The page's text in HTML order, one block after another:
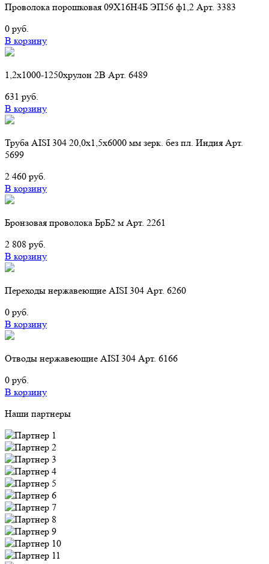
Проволока порошковая 09Х16Н4Б ЭП56 ф1,2 Арт. 3383
0 руб.
В корзину
1,2х1000-1250хрулон 2B Арт. 6489
631 руб.
В корзину
Труба AISI 304 20,0х1,5х6000 мм зерк. без пл. Индия Арт.
5699
2 460 руб.
В корзину
Бронзовая проволока БрБ2 м Арт. 2261
2 808 руб.
В корзину
Переходы нержавеющие AISI 304 Арт. 6260
0 руб.
В корзину
Отводы нержавеющие AISI 304 Арт. 6166
0 руб.
В корзину
Наши партнеры